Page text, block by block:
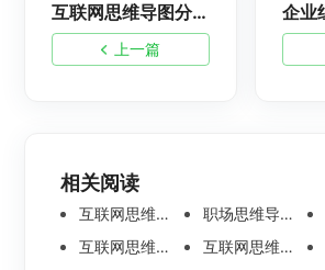
上一篇
互联网思维导图分享：互联网营销思维
相关阅读
互联网思维导图分享：互联网营销思维 职场思维导图分享：撰写商业计划书
互联网思维导图案例整理：UI文案设计的误区
互联网思维导图案例整理：可用性测试方法